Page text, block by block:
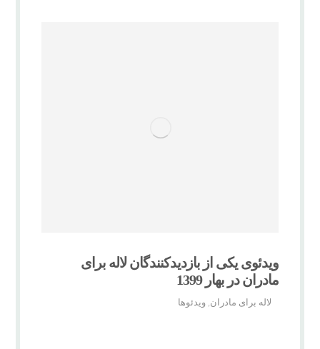
ویدئوی یکی از بازدیدکنندگان لاله برای
مادران در بهار 1399
لاله برای مادران ,ویدئوها